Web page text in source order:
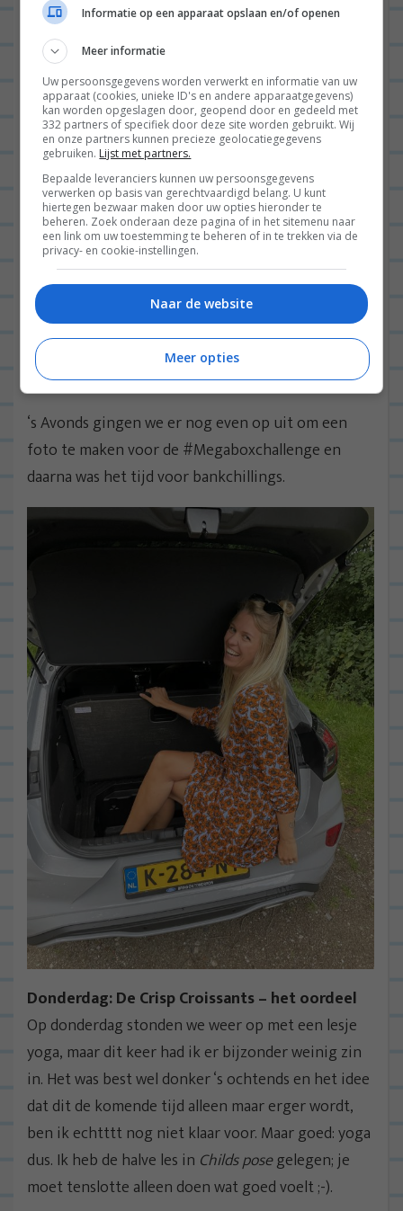
‘s Avonds gingen we er nog even op uit om een
foto te maken voor de #Megaboxchallenge en
daarna was het tijd voor bankchillings.
Donderdag: De Crisp Croissants – het oordeel
Op donderdag stonden we weer op met een lesje
yoga, maar dit keer had ik er bijzonder weinig zin
in. Het was best wel donker ‘s ochtends en het idee
dat dit de komende tijd alleen maar erger wordt,
ben ik echtttt nog niet klaar voor. Maar goed: yoga
dus. Ik heb de halve les in Childs posegelegen; je
moet tenslotte alleen doen wat goed voelt ;-).
Informatie op een apparaat opslaan en/of openen
Meer informatie
Uw persoonsgegevens worden verwerkt en informatie van uw
apparaat (cookies, unieke ID's en andere apparaatgegevens)
kan worden opgeslagen door, geopend door en gedeeld met
332 partners of specifiek door deze site worden gebruikt. Wij
en onze partners kunnen precieze geolocatiegegevens
gebruiken. Lijst met partners.
Bepaalde leveranciers kunnen uw persoonsgegevens
verwerken op basis van gerechtvaardigd belang. U kunt
hiertegen bezwaar maken door uw opties hieronder te
beheren. Zoek onderaan deze pagina of in het sitemenu naar
een link om uw toestemming te beheren of in te trekken via de
privacy- en cookie-instellingen.
Naar de website
Meer opties